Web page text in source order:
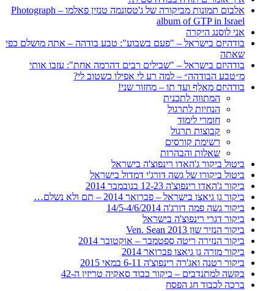
אלבום תמונות מביקורה של ג'טסונמה טנזין פאלמו – Photograph
album of GTP in Israel
אני לוסנג היקרה
בודהיזם בישראל – "פעם בשבוע": טבע בודהה – אתה מושלם כפי
שאתה
בודהיזם בישראל – "שבילים רבים דהרמה אחת": עזבו אותי
מ״טבע הבודהה״ – למה רע לי אפילו כשטוב לי?
בודהיזם מאלף ועד תו – מחזור שני!
המתווה לתכנית
הנחיות לתרגול
חומרי לימוד
קבוצות תרגול
רשימת קורסים
שאלות והבהרות
ביטול ביקור ג'האדו רינפוצ'ה בישראל
ביטול ביקורו של גשה דורג'י דמדול בישראל
ביקור ג'האדו רינפוצ'ה 12-23 בנובמבר 2014
ביקור גן גיאצו בישראל – פברואר 2014 – תם ולא נשלם…
ביקור גשה פמה דורג'ה 14/5-4/6/2014
ביקור דגרי רינפוצ'ה בישראל
ביקור הנזיר שון 2013 Ven. Sean
ביקור הנזירה ריטה ספטמבר – אוקטובר 2014
ביקור מורה גן גיאצו פברואר 2014
ביקור רטנה ואג'רה רינפוצ'ה 6-11 במאי 2015
בקשה למתנדבים – ביקור כבוד סאקיה טריזין ה-42
ברכה לכבוד חג הפסח